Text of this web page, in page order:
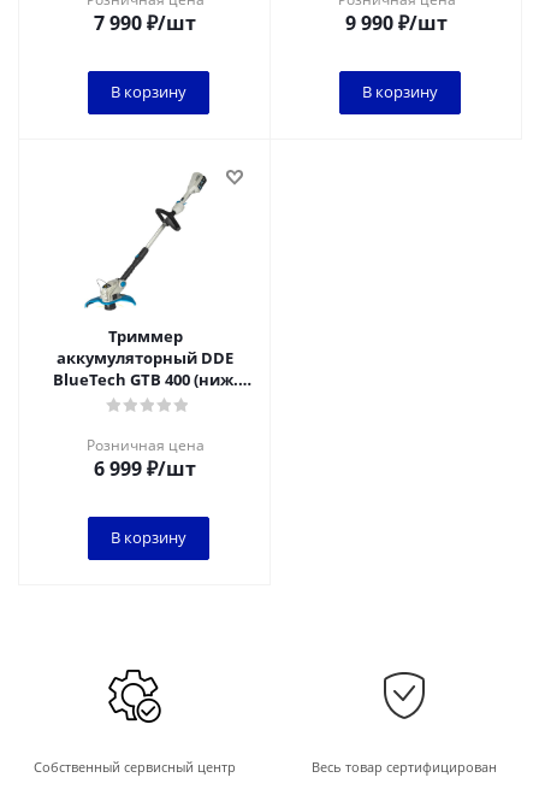
7 990₽/шт
В корзину
9 990₽/шт
В корзину
Триммер
аккумуляторный DDE
BlueTech GTB 400 (ниж.
двигатель, 3 регулировки,
Розничная цена
6 999₽/шт
В корзину
Собственный сервисный центр Весь товар сертифицирован